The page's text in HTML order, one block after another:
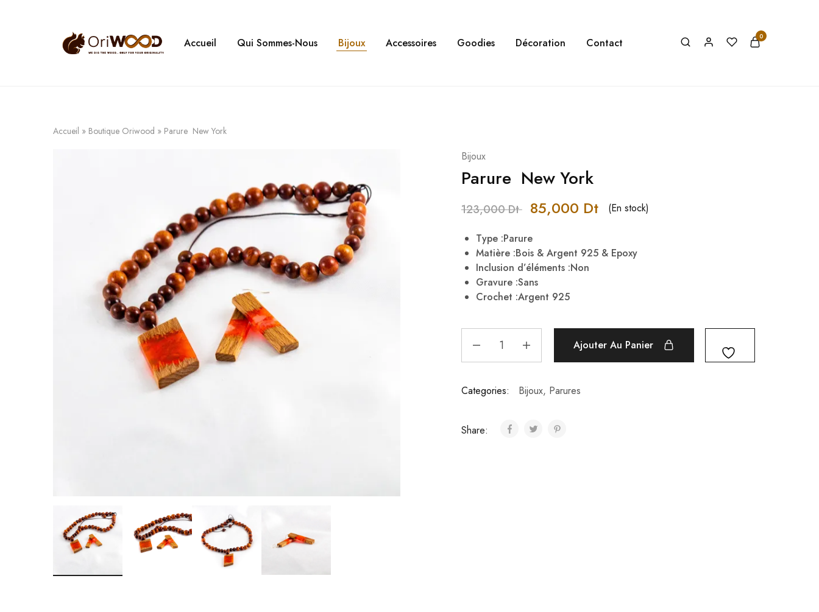
Oriwood
We
Dig
Accueil Qui Sommes-Nous Bijoux Accessoires Goodies Décoration Contact 0
Accueil » Boutique Oriwood » Parure New York
Bijoux
Parure New York
123,000Dt 85,000 Dt (En stock)
Type :Parure
Matière :Bois & Argent 925 & Epoxy
Inclusion d’éléments :Non
Gravure :Sans
Crochet :Argent 925
Ajouter Au Panier
Categories: Bijoux, Parures
Share: